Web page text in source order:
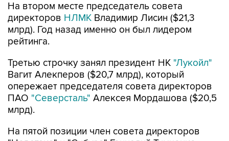
На втором месте председатель совета
директоров НЛМК Владимир Лисин ($21,3
млрд). Год назад именно он был лидером
рейтинга.
Третью строчку занял президент НК "Лукойл"
Вагит Алекперов ($20,7 млрд), который
опережает председателя совета директоров
ПАО "Северсталь" Алексея Мордашова ($20,5
млрд).
На пятой позиции член совета директоров